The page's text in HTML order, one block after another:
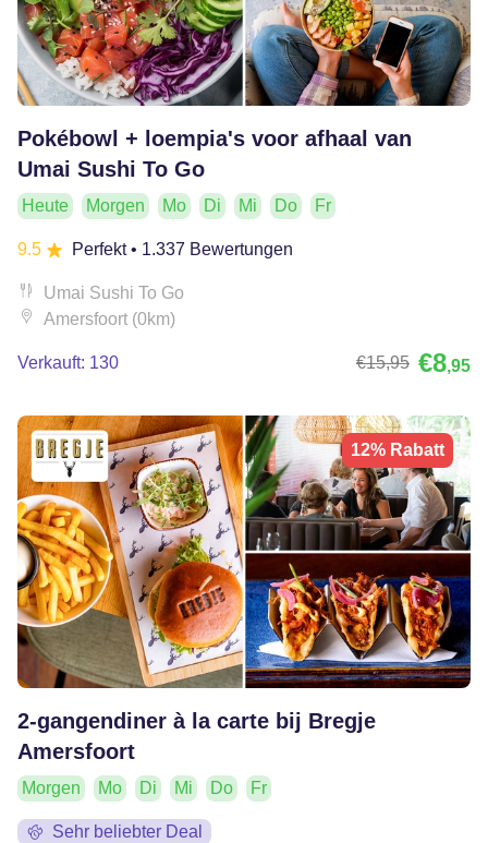
Pokébowl + loempia's voor afhaal van
Umai Sushi To Go
Heute Morgen Mo Di Mi Do Fr
9.5 Perfekt• 1.337 Bewertungen
Umai Sushi To Go
Amersfoort (0km)
Verkauft: 130 €15,95 €8,95
12% Rabatt
2-gangendiner à la carte bij Bregje
Amersfoort
Morgen Mo Di Mi Do Fr
Sehr beliebter Deal